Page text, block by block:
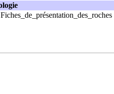
Fiches_de_présentation_des_roches